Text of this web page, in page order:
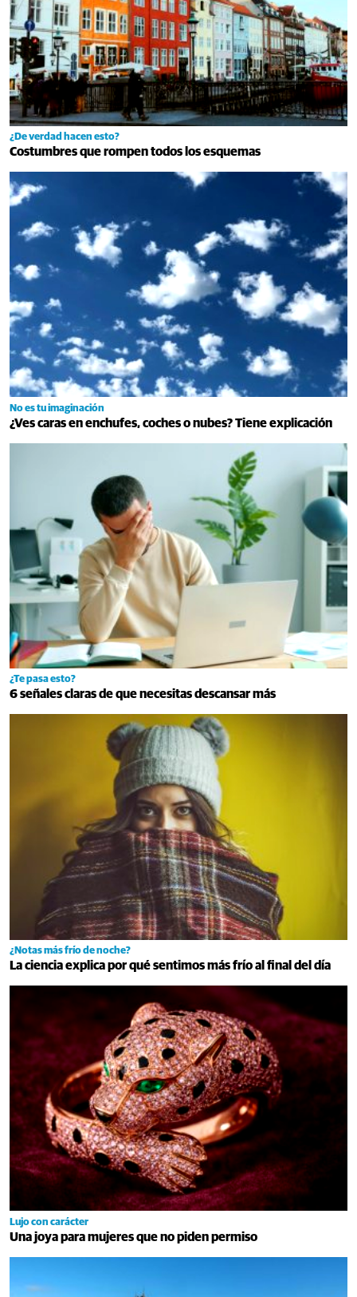
¿De verdad hacen esto?
Costumbres que rompen todos los esquemas
No es tu imaginación
¿Ves caras en enchufes, coches o nubes? Tiene explicación
¿Te pasa esto?
6 señales claras de que necesitas descansar más
¿Notas más frío de noche?
La ciencia explica por qué sentimos más frío al final del día
Lujo con carácter
Una joya para mujeres que no piden permiso